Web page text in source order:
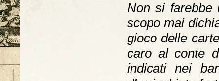
Non si farebbe
scopo mai
gioco delle
caro al conte
indicati nei